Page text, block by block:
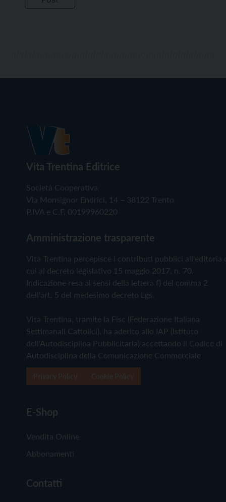
Vita Trentina Editrice
Società Cooperativa
Via Monsignor Endrici, 14 – 38122 Trento
P.IVA e C.F. 00199960220
Amministrazione trasparente
Vita Trentina percepisce i contributi pubblici all'editoria
cui al decreto legislativo 15 maggio 2017, n. 70.
Indicazione resa ai sensi della lettera f) del comma 2
dell'art. 5 del medesimo decreto Lgs.
Vita Trentina, tramite la Fisc (Federazione Italiana
Settimanali Cattolici), ha aderito allo IAP (Istituto
dell'Autodisciplina Pubblicitaria) accettando il Codice di
Autodisciplina della Comunicazione Commerciale
E-Shop
Vendita Online
Abbonamenti
Contatti